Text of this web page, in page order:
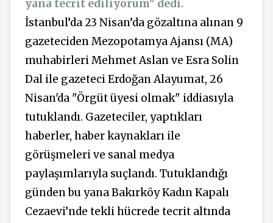
yana tecrit ediliyorum" dedi.
İstanbul’da 23 Nisan’da gözaltına alınan 9
gazeteciden Mezopotamya Ajansı (MA)
muhabirleri Mehmet Aslan ve Esra Solin
Dal ile gazeteci Erdoğan Alayumat, 26
Nisan'da "Örgüt üyesi olmak" iddiasıyla
tutuklandı. Gazeteciler, yaptıkları
haberler, haber kaynakları ile
görüşmeleri ve sanal medya
paylaşımlarıyla suçlandı. Tutuklandığı
günden bu yana Bakırköy Kadın Kapalı
Cezaevi’nde tekli hücrede tecrit altında